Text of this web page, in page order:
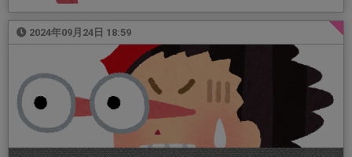
2024年09月24日 18:59